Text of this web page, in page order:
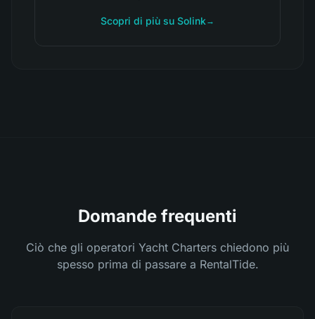
Scopri di più su Solink →
Domande frequenti
Ciò che gli operatori Yacht Charters chiedono più
spesso prima di passare a RentalTide.